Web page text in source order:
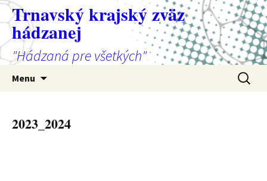
Preskočiť
na
obsah
Trnavský krajský zväz
hádzanej
"Hádzaná pre všetkých"
Menu Hľadať:
2023_2024